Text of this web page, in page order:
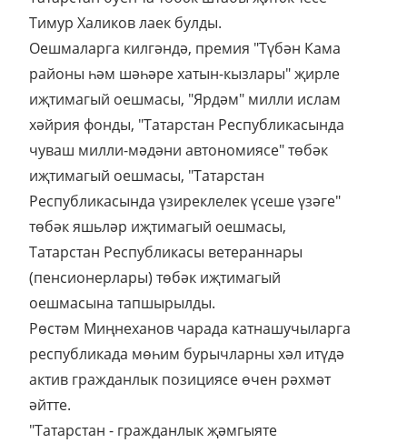
Тимур Халиков лаек булды.
Оешмаларга килгәндә, премия "Түбән Кама
районы һәм шәһәре хатын-кызлары" җирле
иҗтимагый оешмасы, "Ярдәм" милли ислам
хәйрия фонды, "Татарстан Республикасында
чуваш милли-мәдәни автономиясе" төбәк
иҗтимагый оешмасы, "Татарстан
Республикасында үзиреклелек үсеше үзәге"
төбәк яшьләр иҗтимагый оешмасы,
Татарстан Республикасы ветераннары
(пенсионерлары) төбәк иҗтимагый
оешмасына тапшырылды.
Рөстәм Миңнеханов чарада катнашучыларга
республикада мөһим бурычларны хәл итүдә
актив гражданлык позициясе өчен рәхмәт
әйтте.
"Татарстан - гражданлык җәмгыяте